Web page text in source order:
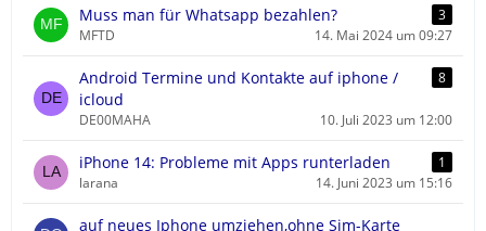
Muss man für Whatsapp bezahlen?
3
MFTD
14. Mai 2024 um 09:27
Android Termine und Kontakte auf iphone /
icloud
8
DE00MAHA 10. Juli 2023 um 12:00
iPhone 14: Probleme mit Apps runterladen
1
larana
14. Juni 2023 um 15:16
auf neues Iphone umziehen,ohne Sim-Karte